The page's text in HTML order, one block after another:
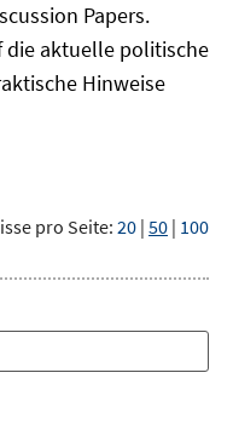
Papers.
die aktuelle politische
Hinweise
pro Seite:20 | 50 | 100